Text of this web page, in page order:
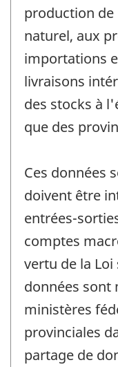
production
naturel, aux
importations
livraisons
des stocks à
que des
Ces données
doivent être
entrées-
comptes
vertu de la
données sont
ministères
provinciales
partage de